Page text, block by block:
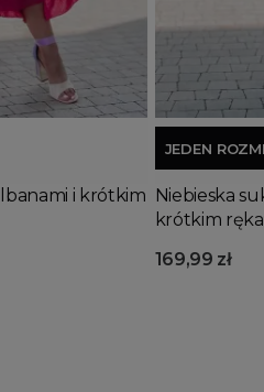
i krótkim
JEDEN
Niebieska
krótkim
169,99 zł